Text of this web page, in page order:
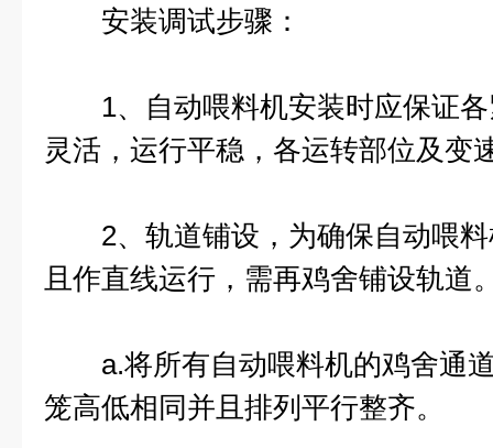
安装调试步骤：
1、自动喂料机安装时应保证各
灵活，运行平稳，各运转部位及变
2、轨道铺设，为确保自动喂料
且作直线运行，需再鸡舍铺设轨道
a.将所有自动喂料机的鸡舍通道
笼高低相同并且排列平行整齐。